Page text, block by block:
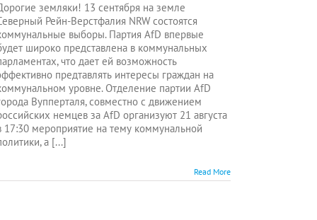
Вуппертале
21
земляки! 13 сентября на земле
Рейн-Верстфалия NRW состоятся
выборы. Партия AfD впервые
широко представлена в коммунальных
что дает ей возможность
предтавлять интересы граждан на
уровне. Отделение партии AfD
Вупперталя, совместно с движением
немцев за AfD организуют 21 августа
17:30 мероприятие на тему коммунальной
а [...]
Read More